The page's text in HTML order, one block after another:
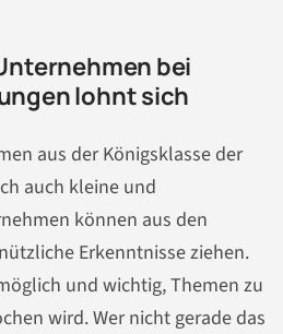
bei
lohnt sich
aus der Königsklasse der
auch kleine und
können aus den
Erkenntnisse ziehen.
und wichtig, Themen zu
wird. Wer nicht gerade das